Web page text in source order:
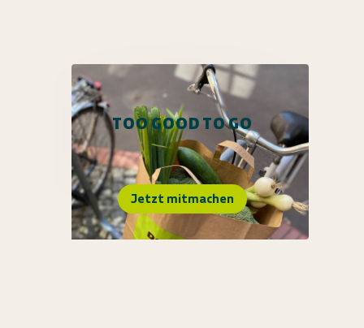
TOO GOOD TO GO
Jetzt mitmachen